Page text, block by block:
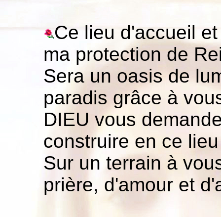
Ce lieu d'accueil
ma protection de
Sera un oasis de
paradis grâce à
DIEU vous
construire en ce
Sur un terrain à
prière, d'amour et